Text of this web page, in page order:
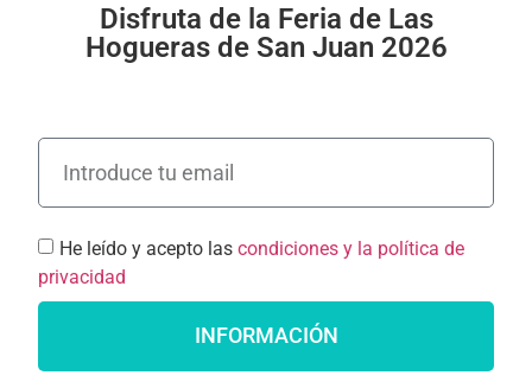
Disfruta de la Feria de Las
Hogueras de San Juan 2026
He leído y acepto las condiciones y la política de
privacidad
INFORMACIÓN